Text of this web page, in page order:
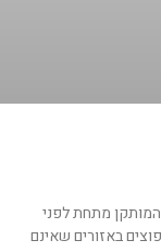
המותקן מתחת לפני
באזורים שאינם